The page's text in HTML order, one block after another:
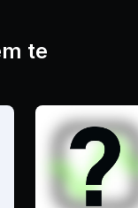
te